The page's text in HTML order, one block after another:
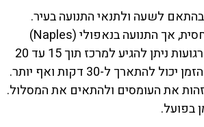
לשעה ולתנאי התנועה בעיר.
המרחק עצמו קצר יחסית, אך התנועה בנאפולי (Naples)
אינה צפויה. בשעות רגועות ניתן להגיע למרכז תוך 15 עד 20
דקות. בשעות עומס הזמן יכול להתארך ל-30 דקות ואף יותר.
את העומסים ולהתאים את המסלול.
בפועל.